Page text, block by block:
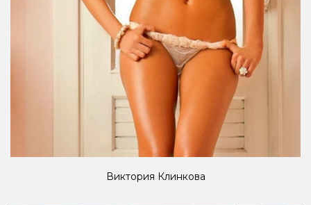
Виктория Клинкова